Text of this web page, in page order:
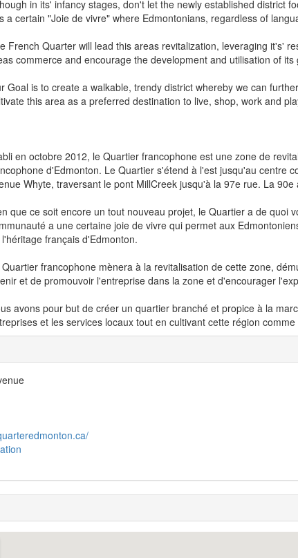
in its' infancy stages, don't let the newly established district
a certain "Joie de vivre" where Edmontonians, regardless of
French Quarter will lead this areas revitalization, leveraging it's'
commerce and encourage the development and utilisation of
Goal is to create a walkable, trendy district whereby we can
this area as a preferred destination to live, shop, work and
en octobre 2012, le Quartier francophone est une zone de
d'Edmonton. Le Quartier s'étend à l'est jusqu'au centre
Whyte, traversant le pont MillCreek jusqu'à la 97e rue. La
que ce soit encore un tout nouveau projet, le Quartier a de quoi
a une certaine joie de vivre qui permet aux
français d'Edmonton.
Quartier francophone mènera à la revitalisation de cette zone,
et de promouvoir l'entreprise dans la zone et d'encourager
avons pour but de créer un quartier branché et propice à la
et les services locaux tout en cultivant cette région